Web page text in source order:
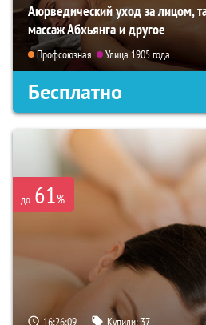
Аюрведический уход за лицом,
массаж Абхьянга и другое
Профсоюзная Улица 1905 года
Бесплатно
до 61%
16:26:07 Купили:37